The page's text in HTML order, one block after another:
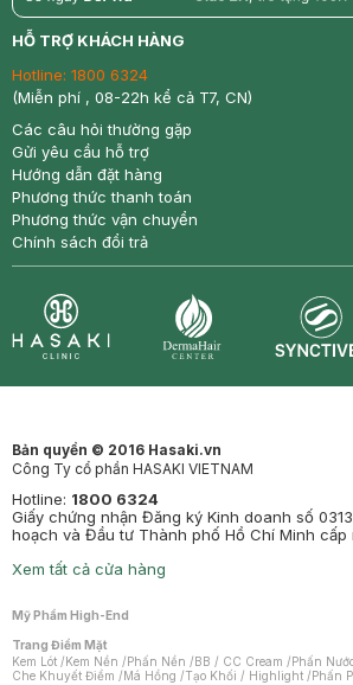
return nowfree
HỖ TRỢ KHÁCH HÀNG
Hotline: 1800 6324
(Miễn phí , 08-22h kể cả T7, CN)
Các câu hỏi thường gặp
Gửi yêu cầu hỗ trợ
Hướng dẫn đặt hàng
Phương thức thanh toán
Phương thức vận chuyển
Chính sách đổi trả
Bản quyền © 2016 Hasaki.vn
Công Ty cổ phần HASAKI VIETNAM
Hotline: 1800 6324
Giấy chứng nhận Đăng ký Kinh doanh số
hoạch và Đầu tư Thành phố Hồ Chí Minh cấp
Xem tất cả cửa hàng
Mỹ Phẩm High-End
Trang Điểm Mặt
Kem Lót /Kem Nền /Phấn Nền /BB / CC Cream /Phấn
Che Khuyết Điểm /Má Hồng /Tạo Khối / Highlight /Phấn